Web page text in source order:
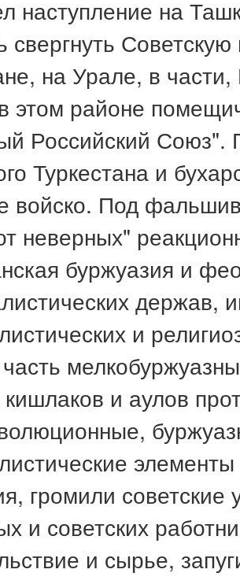
наступление на
свергнуть
на Урале, в
этом районе
Российский Союз".
Туркестана и
войско. Под
неверных"
буржуазия и
держав,
и
кишлаков и аулов
громили
и советских
и сырье,